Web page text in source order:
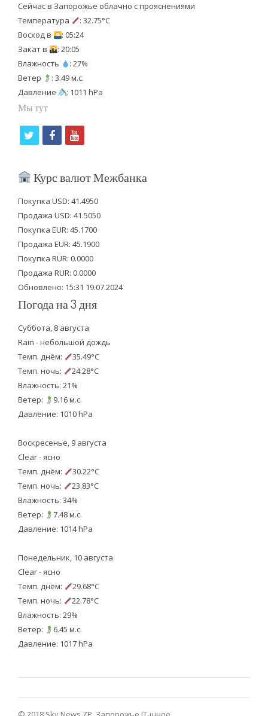
Сейчас в Запорожье облачно с прояснениями
Температура
: 32.75°C
Восход в
: 05:24
Закат в
: 20:05
Влажность
: 27%
Ветер
: 3.49 м.с.
Давление
: 1011 hPa
Мы тут
i
t
e
r
f
c
b
o
o
k
y
u
u
b
e
Курс валют Межбанка
Покупка USD: 41.4950
Продажа USD: 41.5050
Покупка EUR: 45.1700
Продажа EUR: 45.1900
Покупка RUR: 0.0000
Продажа RUR: 0.0000
Обновлено: 15:31 19.07.2024
Погода на 3 дня
Суббота, 8 августа
Rain - небольшой дождь
Темп. днём:
35.49°C
Темп. ночь:
24.28°C
Влажность: 21%
Ветер:
9.16 м.с.
Давление: 1010 hPa
Воскресенье, 9 августа
Clear - ясно
Темп. днём:
30.22°C
Темп. ночь:
23.83°C
Влажность: 34%
Ветер:
7.48 м.с.
Давление: 1014 hPa
Понедельник, 10 августа
Clear - ясно
Темп. днём:
29.68°C
Темп. ночь:
22.78°C
Влажность: 29%
Ветер:
6.45 м.с.
Давление: 1017 hPa